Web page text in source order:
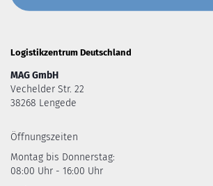
Logistikzentrum Deutschland
MAG GmbH
Vechelder Str. 22
38268 Lengede
Öffnungszeiten
Montag bis Donnerstag:
08:00 Uhr - 16:00 Uhr